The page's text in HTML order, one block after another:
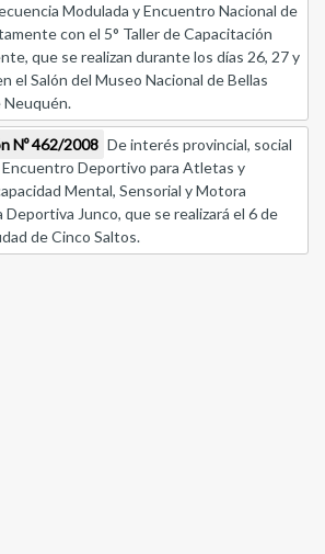
Modulada y Encuentro Nacional de
con el 5° Taller de Capacitación
que se realizan durante los días 26, 27 y
el Salón del Museo Nacional de Bellas
Neuquén.
Nº 462/2008 De interés provincial, social
Deportivo para Atletas y
Mental, Sensorial y Motora
Deportiva Junco, que se realizará el 6 de
de Cinco Saltos.